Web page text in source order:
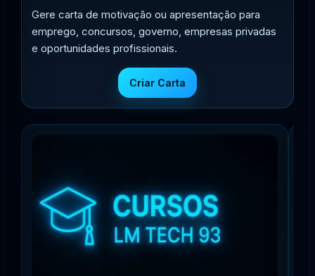
Gere carta de motivação ou apresentação para
emprego, concursos, governo, empresas privadas
e oportunidades profissionais.
Criar Carta